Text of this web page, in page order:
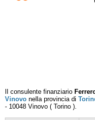
Il consulente finanziario
Vinovo nella provincia di
- 10048 Vinovo ( Torino ).